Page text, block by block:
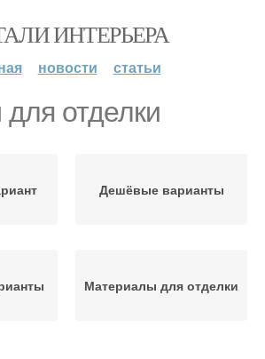
ИНТЕРЬЕРА
новости статьи
отделки
Дешёвые варианты
Материалы для отделки